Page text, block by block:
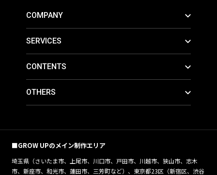
COMPANY
SERVICES
CONTENTS
OTHERS
■GROW UPのメイン制作エリア
埼玉県（さいたま市、上尾市、川口市、戸田市、川越市、狭山市、志木
市、新座市、和光市、蓮田市、三芳町など）、東京都23区（新宿区、渋谷